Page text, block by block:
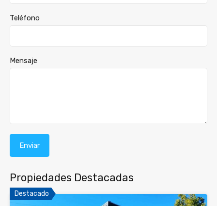
Teléfono
Mensaje
Propiedades Destacadas
Destacado